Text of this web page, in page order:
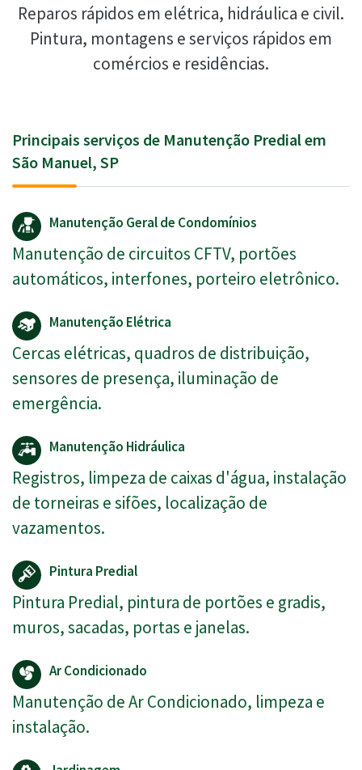
Reparos rápidos em elétrica, hidráulica e civil.
Pintura, montagens e serviços rápidos em
comércios e residências.
Principais serviços de Manutenção Predial em
São Manuel, SP
Manutenção Geral de Condomínios
Manutenção de circuitos CFTV, portões
automáticos, interfones, porteiro eletrônico.
Manutenção Elétrica
Cercas elétricas, quadros de distribuição,
sensores de presença, iluminação de
emergência.
Manutenção Hidráulica
Registros, limpeza de caixas d'água, instalação
de torneiras e sifões, localização de
vazamentos.
Pintura Predial
Pintura Predial, pintura de portões e gradis,
muros, sacadas, portas e janelas.
Ar Condicionado
Manutenção de Ar Condicionado, limpeza e
instalação.